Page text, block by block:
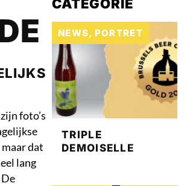
foto’s
maar dat
lang
CATEGORIE
NEWS, PORTRET
TRIPLE
DEMOISELLE